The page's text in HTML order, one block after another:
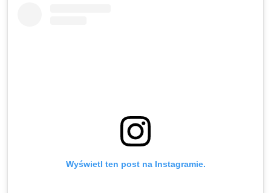
Wyświetl ten post na Instagramie.